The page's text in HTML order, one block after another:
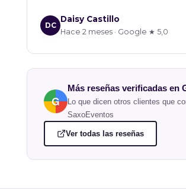
DC
Daisy Castillo
Hace 2 meses · Google ★ 5,0
G
Más reseñas verificadas en
Lo que dicen otros clientes que
SaxoEventos
Ver todas las reseñas